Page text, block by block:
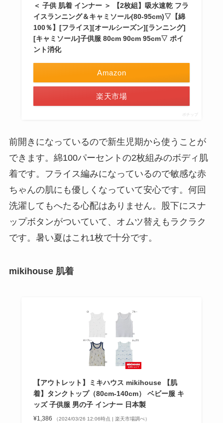
＜ 子供 肌着 インナー ＞ 【2枚組】吸水速乾 フラ
イスランニング＆キャミソール(80-95cm)▽【綿
100％】[フライス][オールシーズン][ランニング]
[キャミソール]子供服 80cm 90cm 95cm▽ ポイ
ント消化
Amazon
楽天市場
ポチップ
前開きになっているので新生児期から使うことが
できます。綿100パーセントの2枚組みのボディ肌
着です。フライス編みになっているので敏感な赤
ちゃんの肌にも優しくなっていて安心です。何回
洗濯してもへたる心配はありません。股下にスナ
ップボタンがついていて、オムツ替えもラクラク
です。暑い夏はこれ1枚で十分です。
mikihouse 肌着
【アウトレット】ミキハウス mikihouse 【肌
着】タンクトップ（80cm-140cm） ベビー服 キ
ッズ 子供服 男の子 インナー 日本製
¥1,386 （2024/03/26 12:06時点 | 楽天市場調べ）